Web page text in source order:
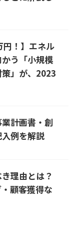
円！】エネル
う「小規模
」が、2023
業計画書・創
例を解説
理由とは？
顧客獲得な